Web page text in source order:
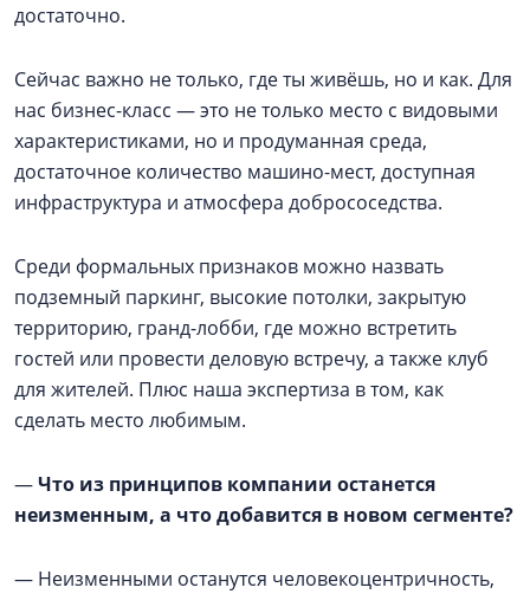
достаточно.
Сейчас важно не только, где ты живёшь, но и как. Для
нас бизнес-класс — это не только место с видовыми
характеристиками, но и продуманная среда,
достаточное количество машино-мест, доступная
инфраструктура и атмосфера добрососедства.
Среди формальных признаков можно назвать
подземный паркинг, высокие потолки, закрытую
территорию, гранд-лобби, где можно встретить
гостей или провести деловую встречу, а также клуб
для жителей. Плюс наша экспертиза в том, как
сделать место любимым.
—Что из принципов компании останется
неизменным, а что добавится в новом сегменте?
— Неизменными останутся человекоцентричность,